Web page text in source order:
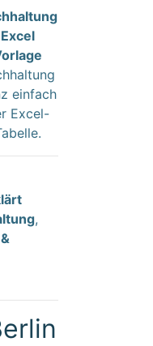
Excel
einfach
Excel-
,